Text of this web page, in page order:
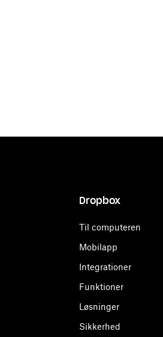
Dropbox
Til computeren
Mobilapp
Integrationer
Funktioner
Løsninger
Sikkerhed